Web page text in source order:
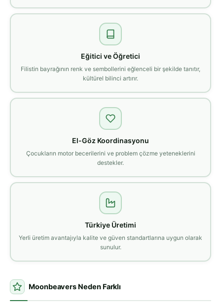
Eğitici ve Öğretici
Filistin bayrağının renk ve sembollerini eğlenceli bir şekilde tanıtır,
kültürel bilinci artırır.
El-Göz Koordinasyonu
Çocukların motor becerilerini ve problem çözme yeteneklerini
destekler.
Türkiye Üretimi
Yerli üretim avantajıyla kalite ve güven standartlarına uygun olarak
sunulur.
Moonbeavers Neden Farklı